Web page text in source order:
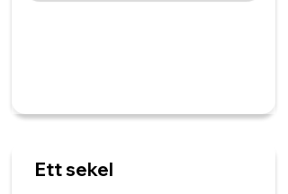
Ett sekel